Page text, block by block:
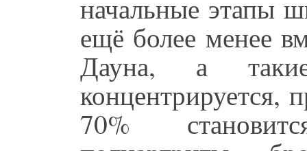
начальные этапы
ещё более менее
Дауна, а
концентрируется,
70%